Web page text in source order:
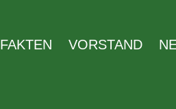
FAKTEN VORSTAND